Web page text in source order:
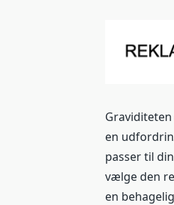
en
passer til
vælge den
en